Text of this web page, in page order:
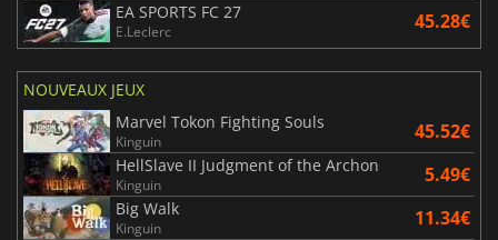
EA SPORTS FC 27
E.Leclerc 45.28€
NOUVEAUX JEUX
Marvel Tokon Fighting Souls
Kinguin 45.52€
HellSlave II Judgment of the Archon
Kinguin 5.49€
Big Walk
Kinguin 11.34€